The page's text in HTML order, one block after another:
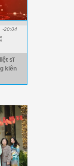
-20:04
sĩ
kiên